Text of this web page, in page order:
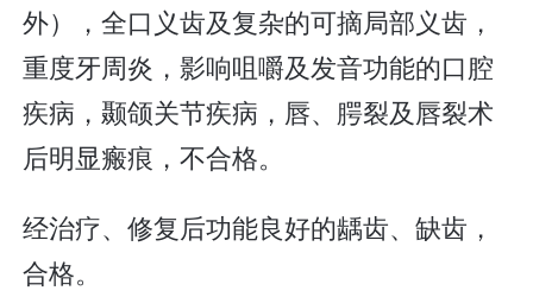
外），全口义齿及复杂的可摘局部义齿，
重度牙周炎，影响咀嚼及发音功能的口腔
疾病，颞颌关节疾病，唇、腭裂及唇裂术
后明显瘢痕，不合格。
经治疗、修复后功能良好的龋齿、缺齿，
合格。